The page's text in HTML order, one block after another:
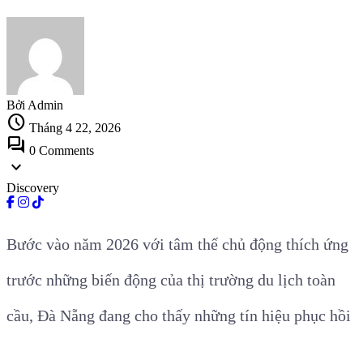
Bởi Admin
schedule Tháng 4 22, 2026
forum 0 Comments
expand_more
Discovery
Bước vào năm 2026 với tâm thế chủ động thích ứng
trước những biến động của thị trường du lịch toàn
cầu, Đà Nẵng đang cho thấy những tín hiệu phục hồi